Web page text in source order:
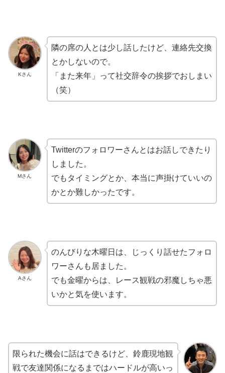
Kさん
隣の席の人とは少し話したけど、連絡先交換
とかしないので。
「また来年」って社交辞令の挨拶でおしまい
（笑）
Mさん
Twitterのフォロワーさんとはお話しできたり
しました。
でもタイミングとか、本当に声掛けていいの
かとか難しかったです。
Aさん
のんびりな木曜日は、じっくり話せたフォロ
ワーさんも居ました。
でも金曜からは、レース観戦の邪魔しちゃ悪
いかと気を使います。
限られた機会に話はできるけど、鈴鹿現地観
戦で友達関係になるまではハードルが高いっ